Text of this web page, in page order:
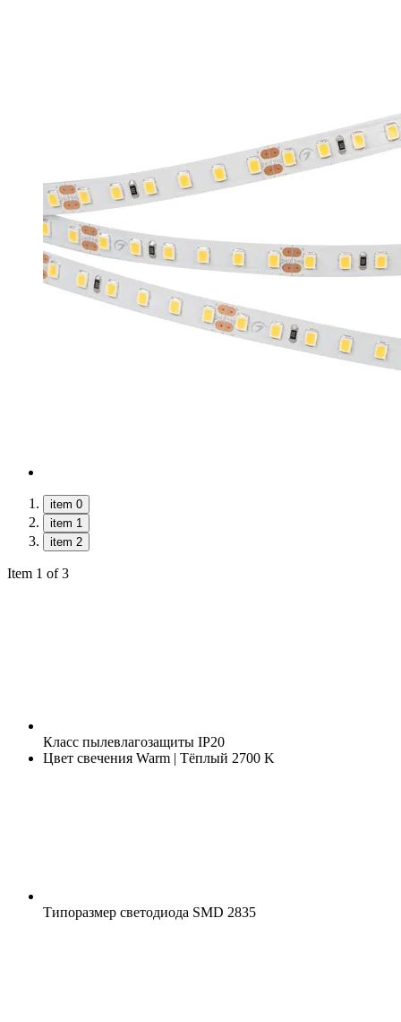
item 0
item 1
item 2
Item 1 of 3
Класс пылевлагозащиты IP20
Цвет свечения Warm | Тёплый 2700 K
Типоразмер светодиода SMD 2835